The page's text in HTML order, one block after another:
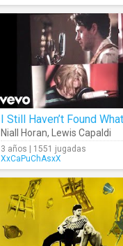
Niall Horan, Lewis Capaldi
3 años | 1551 jugadas
XxCaPuChAsxX